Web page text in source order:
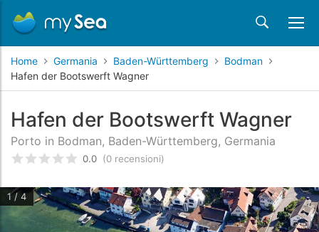
Home Germania Baden-Württemberg
Bodman
Hafen der Bootswerft Wagner
Hafen der Bootswerft Wagner
Porto in Bodman, Baden-Württemberg, Germania
Valutato0/5 basata surecensioni dei clienti
0.0 (0 recensioni)
1 / 4